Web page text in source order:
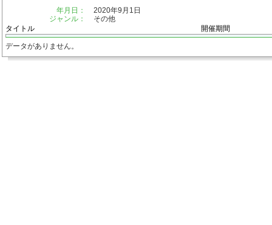
年月日：
2020年9月1日
ジャンル：
その他
タイトル
開催期間
データがありません。